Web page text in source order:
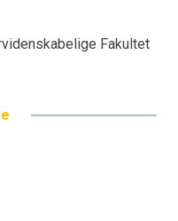
Fakultet